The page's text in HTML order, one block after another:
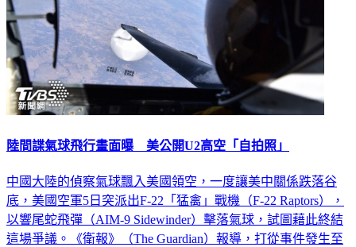
陸間諜氣球飛行畫面曝 美公開U2高空「自拍照」
中國大陸的偵察氣球飄入美國領空，一度讓美中關係跌落谷
底，美國空軍5日突派出F-22「猛禽」戰機（F-22 Raptors），
以響尾蛇飛彈（AIM-9 Sidewinder）擊落氣球，試圖藉此終結
這場爭議。《衛報》（The Guardian）報導，打從事件發生至